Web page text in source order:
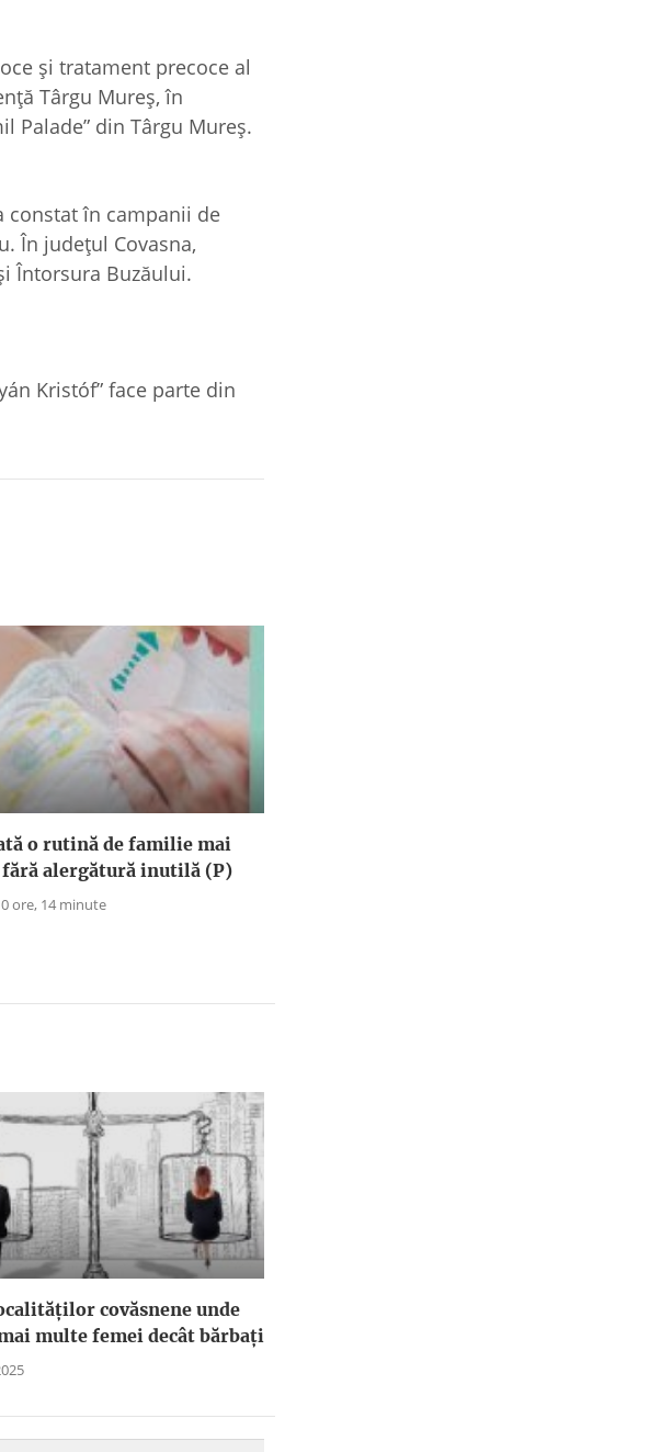
și tratament precoce al
Târgu Mureș, în
Palade” din Târgu Mureș.
constat în campanii de
În județul Covasna,
Întorsura Buzăului.
Kristóf” face parte din
o rutină de familie mai
alergătură inutilă (P)
ore, 14 minute
covăsnene unde
multe femei decât bărbați